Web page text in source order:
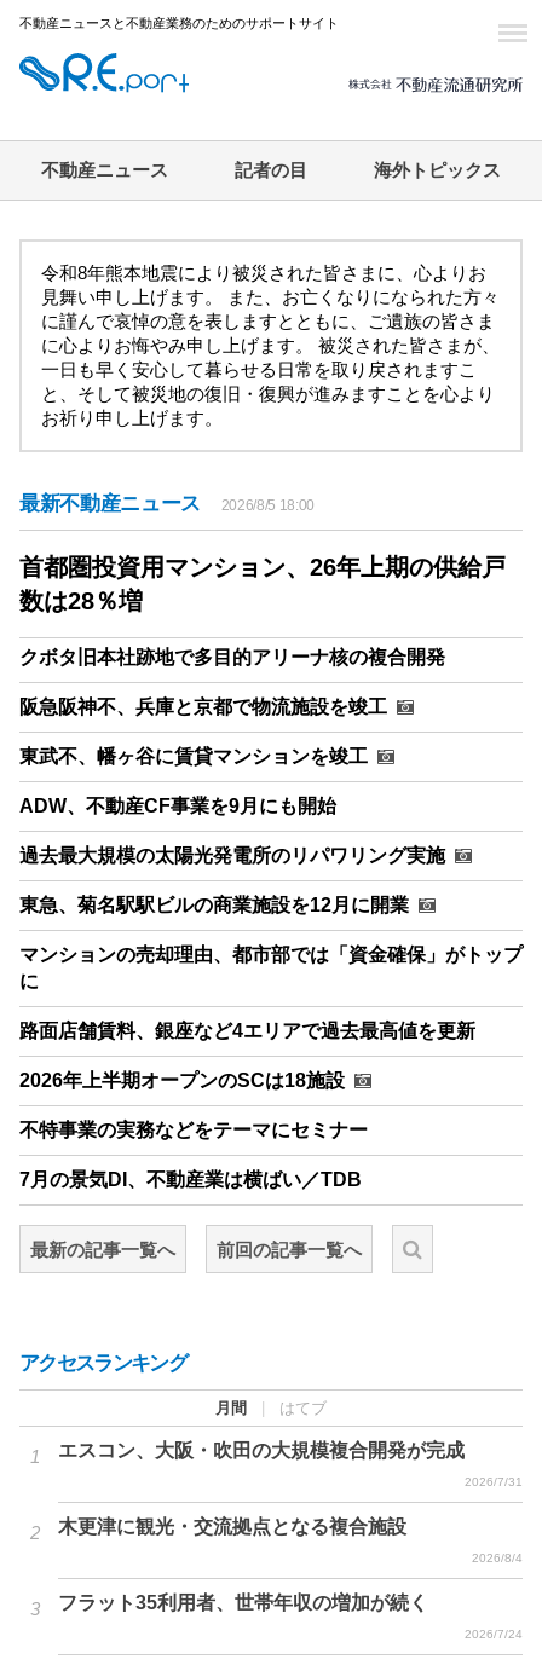
不動産ニュースと不動産業務のためのサポートサイト
不動産ニュース 記者の目 海外トピックス
令和8年熊本地震により被災された皆さまに、心よりお
見舞い申し上げます。 また、お亡くなりになられた方々
に謹んで哀悼の意を表しますとともに、ご遺族の皆さま
に心よりお悔やみ申し上げます。 被災された皆さまが、
一日も早く安心して暮らせる日常を取り戻されますこ
と、そして被災地の復旧・復興が進みますことを心より
お祈り申し上げます。
最新不動産ニュース 2026/8/5 18:00
首都圏投資用マンション、26年上期の供給戸
数は28％増
クボタ旧本社跡地で多目的アリーナ核の複合開発
阪急阪神不、兵庫と京都で物流施設を竣工
東武不、幡ヶ谷に賃貸マンションを竣工
ADW、不動産CF事業を9月にも開始
過去最大規模の太陽光発電所のリパワリング実施
東急、菊名駅駅ビルの商業施設を12月に開業
マンションの売却理由、都市部では「資金確保」がトップ
に
路面店舗賃料、銀座など4エリアで過去最高値を更新
2026年上半期オープンのSCは18施設
不特事業の実務などをテーマにセミナー
7月の景気DI、不動産業は横ばい／TDB
最新の記事一覧へ 前回の記事一覧へ
アクセスランキング
月間 | はてブ
エスコン、大阪・吹田の大規模複合開発が完成
2026/7/31
木更津に観光・交流拠点となる複合施設
2026/8/4
フラット35利用者、世帯年収の増加が続く
2026/7/24